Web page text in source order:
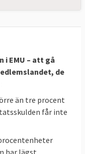
i EMU – att gå
de
än tre procent
får inte
har lägst